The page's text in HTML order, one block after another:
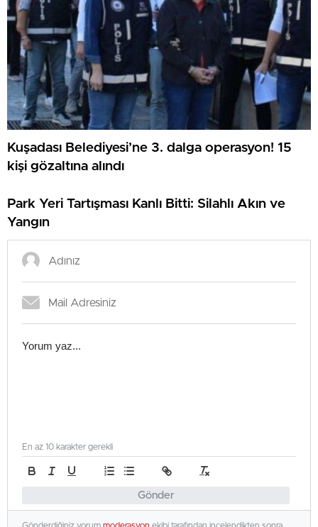
Kuşadası Belediyesi’ne 3. dalga operasyon! 15
kişi gözaltına alındı
Park Yeri Tartışması Kanlı Bitti: Silahlı Akın ve
Yangın
Gönder
En az 10 karakter gerekli